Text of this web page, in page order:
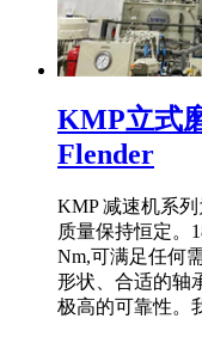
KMP立式
Flender
KMP 减速机系
质量保持恒定。
Nm,可满足任何
形状、合适的轴
极高的可靠性。